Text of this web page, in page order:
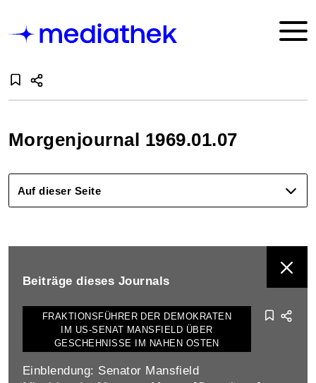
Morgenjournal 1969.01.07
Auf dieser Seite
Beiträge dieses Journals
FRAKTIONSFÜHRER DER DEMOKRATEN
IM US-SENAT MANSFIELD ÜBER
GESCHEHNISSE IM NAHEN OSTEN
Einblendung: Senator Mansfield